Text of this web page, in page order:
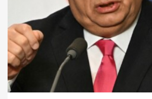
Randi funkcióval
Facebook